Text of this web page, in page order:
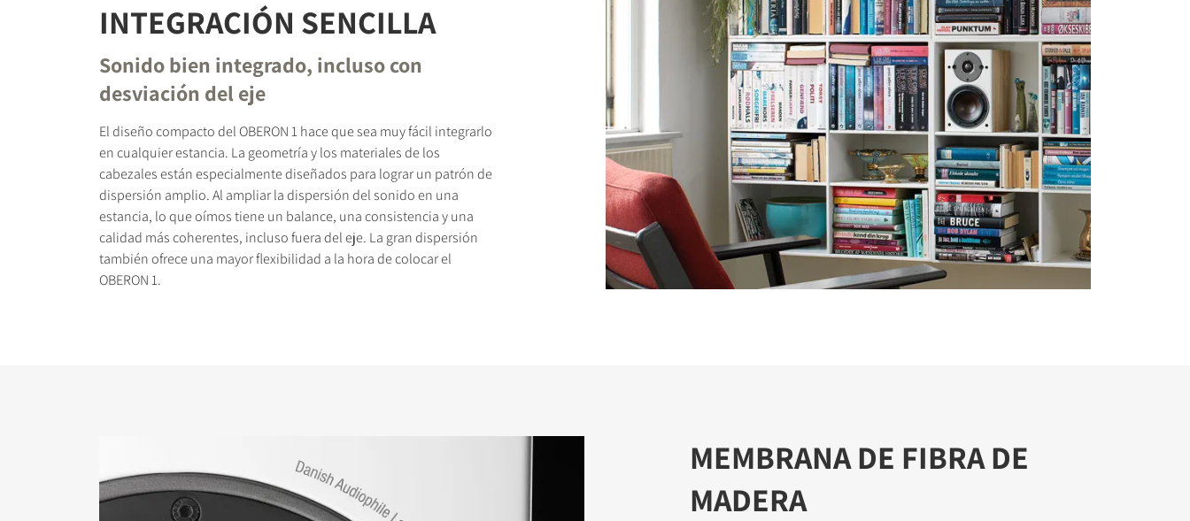
INTEGRACIÓN SENCILLA
Sonido bien integrado, incluso con
desviación del eje
El diseño compacto del OBERON 1 hace que sea muy fácil integrarlo
en cualquier estancia. La geometría y los materiales de los
cabezales están especialmente diseñados para lograr un patrón de
dispersión amplio. Al ampliar la dispersión del sonido en una
estancia, lo que oímos tiene un balance, una consistencia y una
calidad más coherentes, incluso fuera del eje. La gran dispersión
también ofrece una mayor flexibilidad a la hora de colocar el
OBERON 1.
MEMBRANA DE FIBRA DE
MADERA